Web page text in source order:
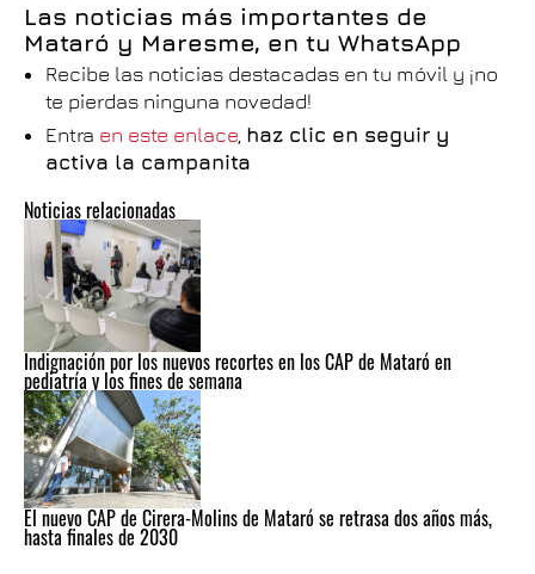
Noticias relacionadas
Indignación por los nuevos recortes en los CAP de Mataró en
pediatría y los fines de semana
El nuevo CAP de Cirera-Molins de Mataró se retrasa dos años más,
hasta finales de 2030
Las noticias más importantes de
Mataró y Maresme, en tu WhatsApp
Recibe las noticias destacadas en tu móvil y ¡no
te pierdas ninguna novedad!
Entra en este enlace haz clic en seguir y
activa la campanita